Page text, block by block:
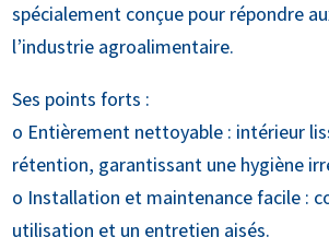
spécialement conçue pour répondre
l’industrie agroalimentaire.
Ses points forts :
o Entièrement nettoyable : intérieur
rétention, garantissant une hygiène
o Installation et maintenance facile :
utilisation et un entretien aisés.